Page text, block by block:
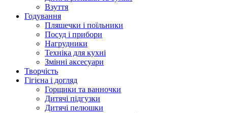
Взуття
Годування
Пляшечки і поїльники
Посуд і прибори
Нагрудники
Техніка для кухні
Змінні аксесуари
Творчість
Гігієна і догляд
Горщики та ванночки
Дитячі підгузки
Дитячі пелюшки